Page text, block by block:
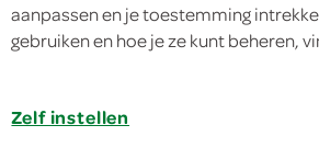
aanpassen en je toestemming
gebruiken en hoe je ze kunt beheren,
Zelf instellen